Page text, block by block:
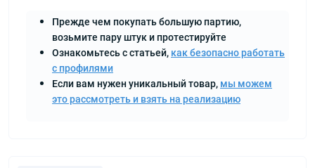
Прежде чем покупать большую партию,
возьмите пару штук и протестируйте
Ознакомьтесь с статьей, как безопасно работать
с профилями
Если вам нужен уникальный товар, мы можем
это рассмотреть и взять на реализацию